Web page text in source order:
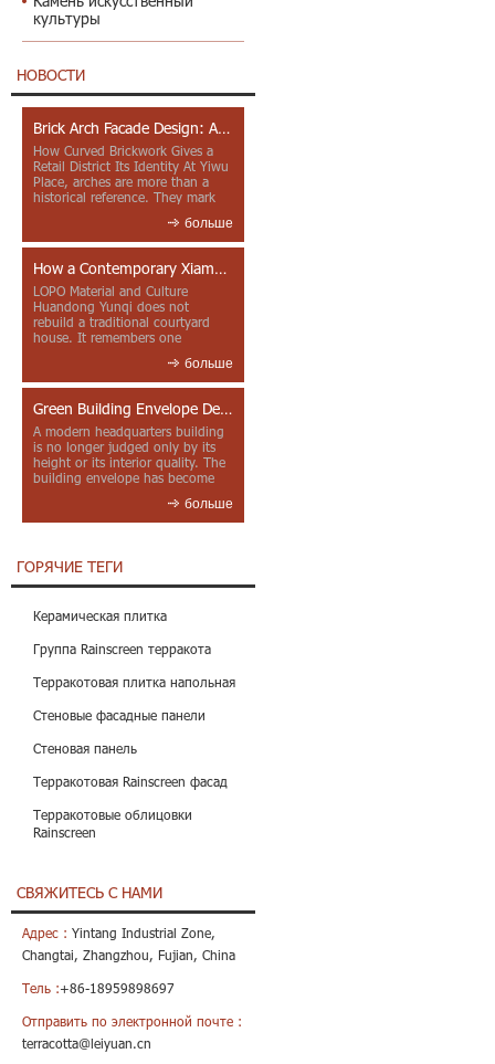
культуры
НОВОСТИ
Brick Arch Facade Design: A Closer Look at Yiwu Place
How Curved Brickwork Gives a
Retail District Its Identity At Yiwu
Place, arches are more than a
historical reference. They mark
больше
How a Contemporary Xiamen Project Reframes Minnan Red Brick
LOPO Material and Culture
Huandong Yunqi does not
rebuild a traditional courtyard
house. It remembers one
больше
Green Building Envelope Design: Clay Sunscreen Fins for Modern Headquarters Architecture
A modern headquarters building
is no longer judged only by its
height or its interior quality. The
building envelope has become
больше
ГОРЯЧИЕ ТЕГИ
Керамическая плитка
Группа Rainscreen терракота
Терракотовая плитка напольная
Стеновые фасадные панели
Стеновая панель
Терракотовая Rainscreen фасад
Терракотовые облицовки
Rainscreen
СВЯЖИТЕСЬ С НАМИ
Адрес : Yintang Industrial Zone,
Changtai, Zhangzhou, Fujian, China
Тель :+86-18959898697
Отправить по электронной почте :
terracotta@leiyuan.cn